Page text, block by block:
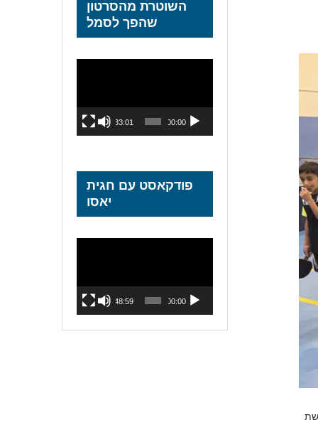
השוטרת מהסרטון
שהפך לסמל
00:00
33:01
פודקאסט עם חגית
יאסו
00:00
48:59